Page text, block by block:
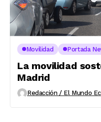
Movilidad Portada
La movilidad
Madrid
Redacción / El Mundo